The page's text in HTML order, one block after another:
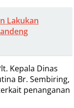
Lakukan
Kepala Dinas
Br. Sembiring,
penanganan